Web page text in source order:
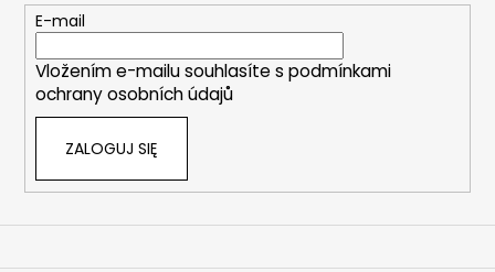
E-mail
Vložením e-mailu souhlasíte s podmínkami
ochrany osobních údajů
ZALOGUJ SIĘ